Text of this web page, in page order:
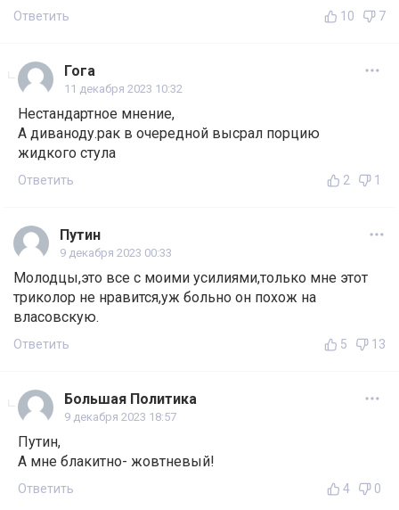
Ответить 10 7
Гога
11 декабря 2023 10:32
Нестандартное мнение,
А диваноду.рак в очередной высрал порцию
жидкого стула
Ответить 2 1
Путин
9 декабря 2023 00:33
Молодцы,это все с моими усилиями,только мне этот
триколор не нравится,уж больно он похож на
власовскую.
Ответить 5 13
Большая Политика
9 декабря 2023 18:57
Путин,
А мне блакитно- жовтневый!
Ответить 4 0